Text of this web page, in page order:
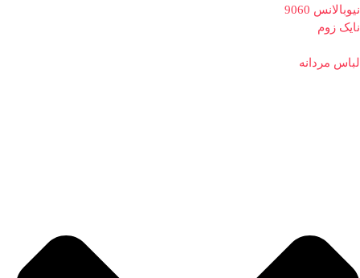
نیوبالانس 9060
نایک زوم
لباس مردانه